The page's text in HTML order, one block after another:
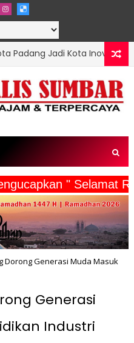
Inovator, Kartu Registrasi
mengucapkan "
Dorong Generasi Muda Masuk
Generasi
Industri